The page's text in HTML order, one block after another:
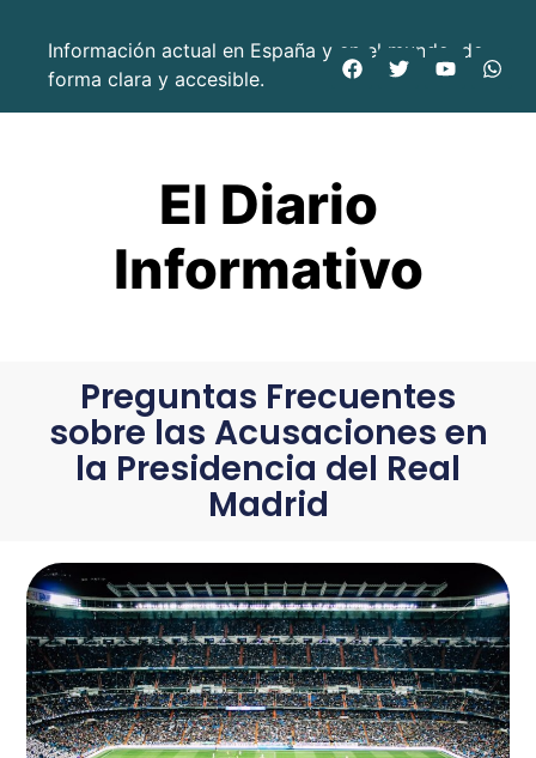
Información actual en España y en el mundo, de
forma clara y accesible.
El Diario
Informativo
Preguntas Frecuentes
sobre las Acusaciones en
la Presidencia del Real
Madrid